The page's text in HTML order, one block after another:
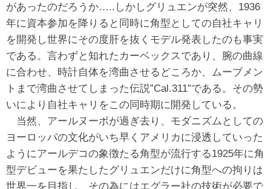
があったのだろうか…..しかしグリュエンが突然、1936
年に資本参加を降りると同時に角型としての自社キャリ
を開発し世界にその度肝を抜くモデル発表したのも事実
である。言わずと知れたカーベックスであり、腕の曲線
に合わせ、時計自体を湾曲させるどころか、ムーブメン
トまで湾曲させてしまった伝説”Cal.311″である。その勢
いにより自社キャリをこの同時期に開発している。
当然、アールヌーボが過ぎ去り、モダニズムとしての
ヨーロッパの文化がいち早くアメリカに浸透していった
ようにアールデコの象徴たる角型が流行する1925年に角
型デビューを果たしたグリュエンだけに角型への拘りは
世界一を目指し、その為にはエグラー社の技術が必要で